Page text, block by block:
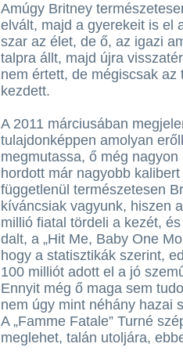
Amúgy Britney
elvált, majd a gyerekeit is el
szar az élet, de ő, az igazi
talpra állt, majd újra
nem értett, de mégiscsak
kezdett.
A 2011 márciusában
tulajdonképpen amolyan
megmutassa, ő még
hordott már nagyobb
függetlenül természetesen
kíváncsiak vagyunk, hiszen
millió fiatal tördeli a kezét,
dalt, a „Hit Me, Baby One
hogy a statisztikák szerint,
100 milliót adott el a jó
Ennyit még ő maga sem
nem úgy mint néhány hazai
A „Famme Fatale” Turné
meglehet, talán utoljára,